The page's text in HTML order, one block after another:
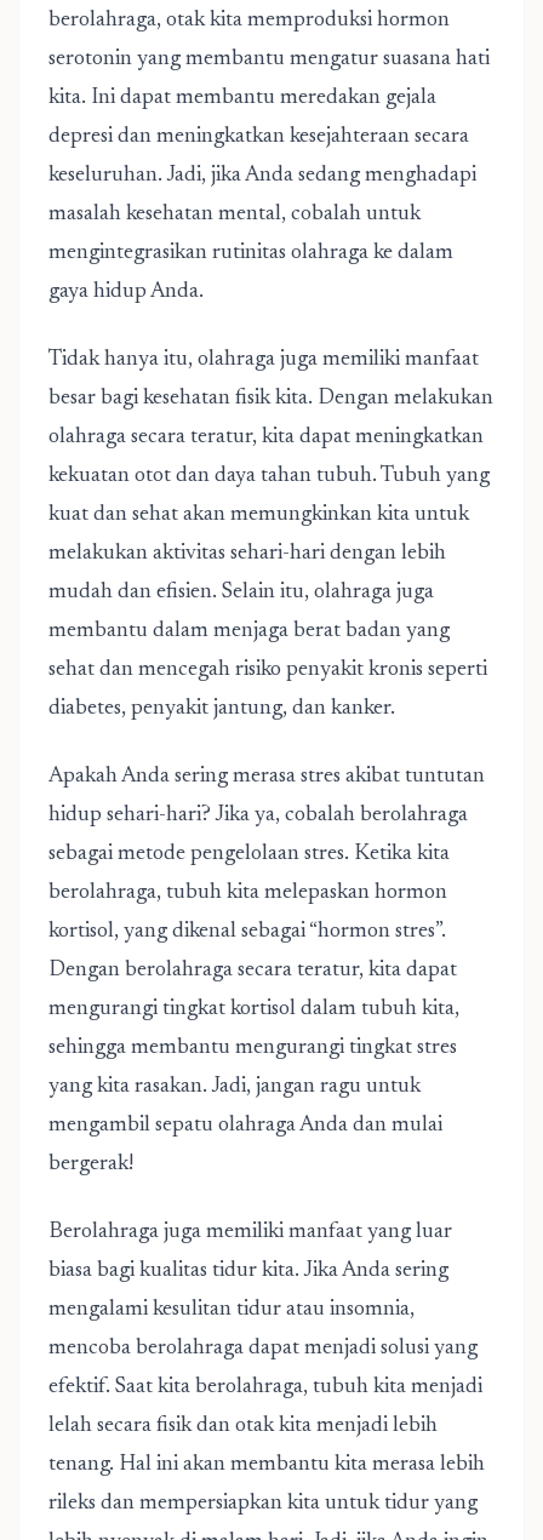
berolahraga, otak kita memproduksi hormon
serotonin yang membantu mengatur suasana hati
kita. Ini dapat membantu meredakan gejala
depresi dan meningkatkan kesejahteraan secara
keseluruhan. Jadi, jika Anda sedang menghadapi
masalah kesehatan mental, cobalah untuk
mengintegrasikan rutinitas olahraga ke dalam
gaya hidup Anda.
Tidak hanya itu, olahraga juga memiliki manfaat
besar bagi kesehatan fisik kita. Dengan melakukan
olahraga secara teratur, kita dapat meningkatkan
kekuatan otot dan daya tahan tubuh. Tubuh yang
kuat dan sehat akan memungkinkan kita untuk
melakukan aktivitas sehari-hari dengan lebih
mudah dan efisien. Selain itu, olahraga juga
membantu dalam menjaga berat badan yang
sehat dan mencegah risiko penyakit kronis seperti
diabetes, penyakit jantung, dan kanker.
Apakah Anda sering merasa stres akibat tuntutan
hidup sehari-hari? Jika ya, cobalah berolahraga
sebagai metode pengelolaan stres. Ketika kita
berolahraga, tubuh kita melepaskan hormon
kortisol, yang dikenal sebagai “hormon stres”.
Dengan berolahraga secara teratur, kita dapat
mengurangi tingkat kortisol dalam tubuh kita,
sehingga membantu mengurangi tingkat stres
yang kita rasakan. Jadi, jangan ragu untuk
mengambil sepatu olahraga Anda dan mulai
bergerak!
Berolahraga juga memiliki manfaat yang luar
biasa bagi kualitas tidur kita. Jika Anda sering
mengalami kesulitan tidur atau insomnia,
mencoba berolahraga dapat menjadi solusi yang
efektif. Saat kita berolahraga, tubuh kita menjadi
lelah secara fisik dan otak kita menjadi lebih
tenang. Hal ini akan membantu kita merasa lebih
rileks dan mempersiapkan kita untuk tidur yang